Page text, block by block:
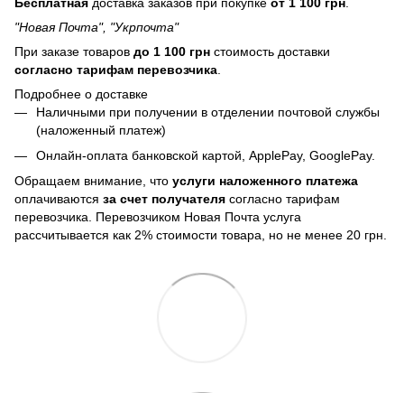
"Новая Почта", "Укрпочта"
При заказе товаров до 1 100 грн стоимость доставки
согласно тарифам перевозчика
Подробнее о доставке
Наличными при получении в отделении почтовой службы
(наложенный платеж)
Онлайн-оплата банковской картой, ApplePay, GooglePay.
Обращаем внимание, что услуги наложенного платежа
оплачиваются за счет получателя согласно тарифам
перевозчика. Перевозчиком Новая Почта услуга
рассчитывается как 2% стоимости товара, но не менее 20 грн.